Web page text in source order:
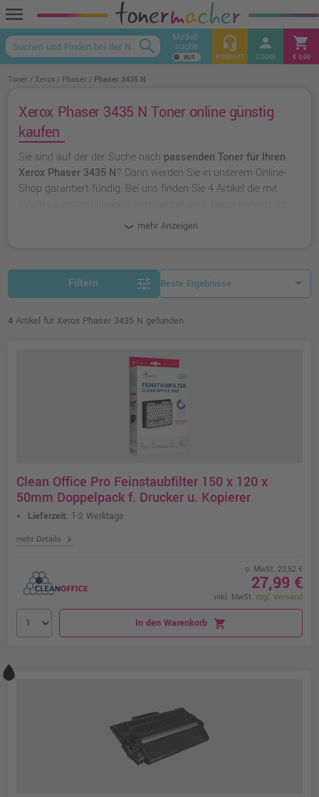
menu
keyboard_arrow_up
search Modell-
suche headset_mic
KONTAKT
person
LOGIN
shopping_cart
€ 0,00
Toner Xerox Phaser Phaser 3435 N
Xerox Phaser 3435 N Toner online günstig
kaufen
Sie sind auf der der Suche nach passenden Toner für Ihren
Xerox Phaser 3435 N? Dann werden Sie in unserem Online-
Shop garantiert fündig. Bei uns finden Sie 4 Artikel die mit
originalen Toner von Xerox wählen oder zu
mehr Anzeigen
Filtern tune
4 Artikel für Xerox Phaser 3435 N gefunden
Clean Office Pro Feinstaubfilter 150 x 120 x
50mm Doppelpack f. Drucker u. Kopierer
Lieferzeit: 1-2 Werktage
mehr Details chevron_right
o. MwSt. 23,52 €
27,99 €
inkl. MwSt. zzgl. Versand
In den Warenkorb shopping_cart